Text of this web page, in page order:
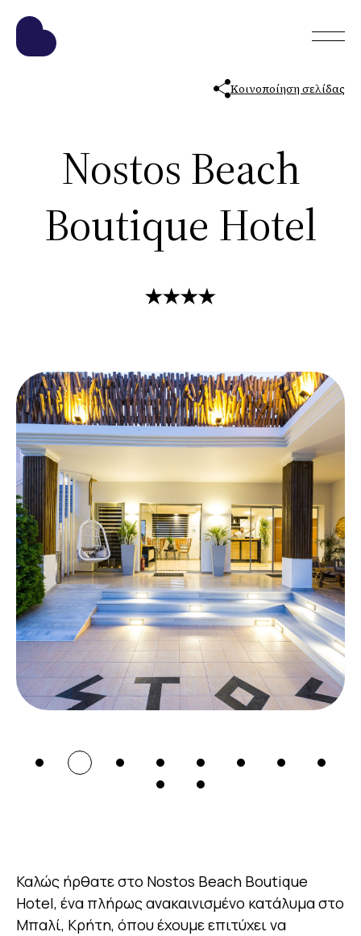
Κοινοποίηση σελίδας
Nostos Beach
Boutique Hotel
Καλώς ήρθατε στο Nostos Beach Boutique
Hotel, ένα πλήρως ανακαινισμένο κατάλυμα στο
Μπαλί, Κρήτη, όπου έχουμε επιτύχει να